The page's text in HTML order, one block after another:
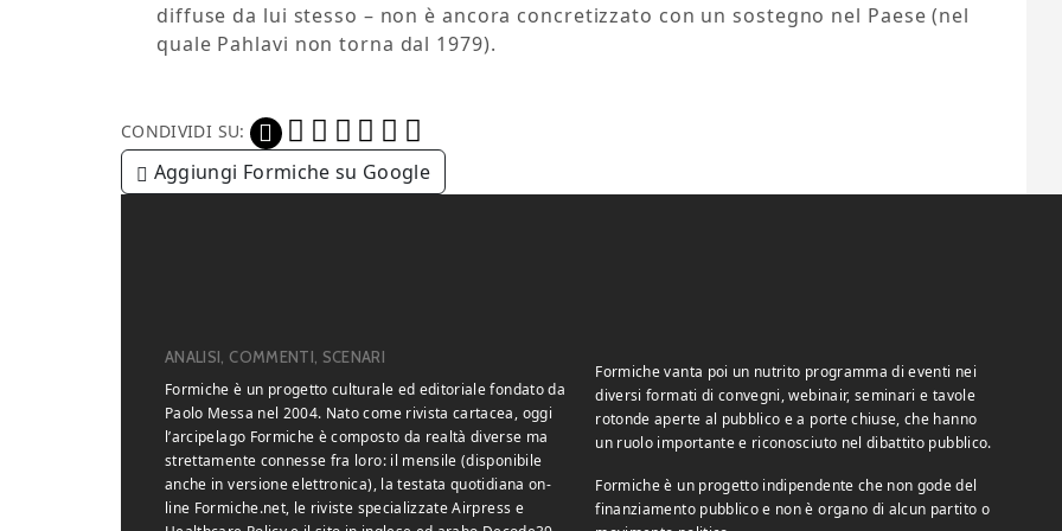
diffuse da lui stesso – non è ancora concretizzato con un sostegno nel Paese (nel
quale Pahlavi non torna dal 1979).
CONDIVIDI SU:
Aggiungi Formiche su Google
ANALISI, COMMENTI, SCENARI
Formiche è un progetto culturale ed editoriale fondato da
Paolo Messa nel 2004. Nato come rivista cartacea, oggi
l’arcipelago Formiche è composto da realtà diverse ma
strettamente connesse fra loro: il mensile (disponibile
anche in versione elettronica), la testata quotidiana on-
line Formiche.net, le riviste specializzate Airpress e
Formiche vanta poi un nutrito programma di eventi nei
diversi formati di convegni, webinair, seminari e tavole
rotonde aperte al pubblico e a porte chiuse, che hanno
un ruolo importante e riconosciuto nel dibattito pubblico.
Formiche è un progetto indipendente che non gode del
finanziamento pubblico e non è organo di alcun partito o